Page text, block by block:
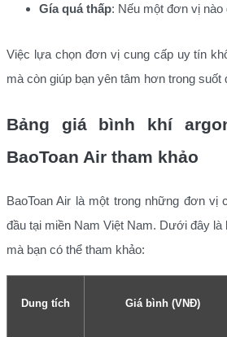
Gía quá thấp: Nếu một đơn vị
Việc lựa chọn đơn vị cung cấp uy tín
mà còn giúp bạn yên tâm hơn trong suốt
Bảng giá bình khí
BaoToan Air tham khảo
BaoToan Air là một trong những đơn vị
đầu tại miền Nam Việt Nam. Dưới đây là
mà bạn có thể tham khảo:
Dung tích Giá bình (VNĐ)